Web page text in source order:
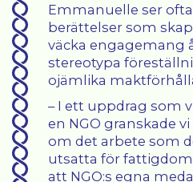
Emmanuelle ser
berättelser som
väcka engagemang
stereotypa
ojämlika
– I ett uppdrag som
en NGO granskade
om det arbete som
utsatta för
att NGO:s egna